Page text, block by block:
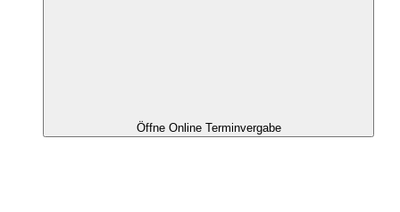
Öffne Online Terminvergabe